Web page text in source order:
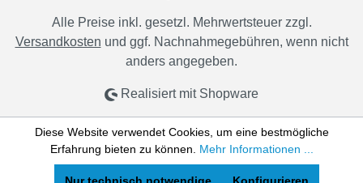
Alle Preise inkl. gesetzl. Mehrwertsteuer zzgl.
Versandkosten und ggf. Nachnahmegebühren, wenn nicht
anders angegeben.
Realisiert mit Shopware
Diese Website verwendet Cookies, um eine bestmögliche
Erfahrung bieten zu können. Mehr Informationen ...